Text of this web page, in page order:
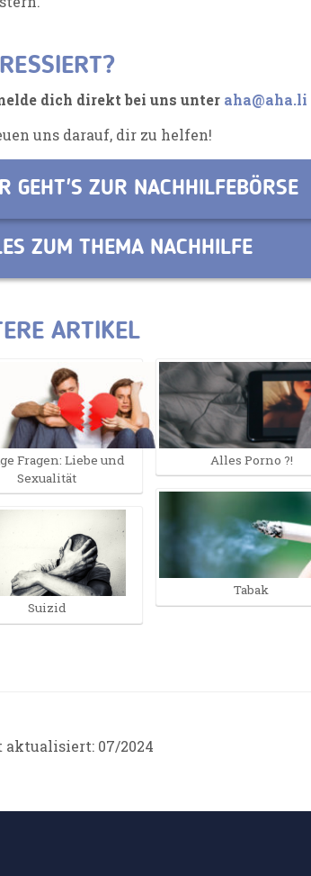
dich direkt bei uns unter aha@aha.li
uns darauf, dir zu helfen!
GEHT'S ZUR NACHHILFEBÖRSE
ZUM THEMA NACHHILFE
ARTIKEL
Fragen: Liebe und
Sexualität
Suizid
Alles Porno ?!
Tabak
aktualisiert: 07/2024